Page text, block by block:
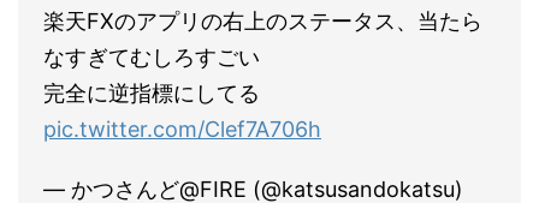
楽天FXのアプリの右上のステータス、当たら
なすぎてむしろすごい
完全に逆指標にしてる
pic.twitter.com/Clef7A706h
— かつさんど@FIRE (@katsusandokatsu)